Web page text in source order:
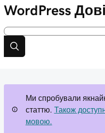
WordPress
Ми спробували
статтю. Також
мовою.